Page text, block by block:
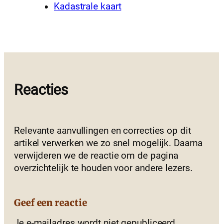
Kadastrale kaart
Reacties
Relevante aanvullingen en correcties op dit
artikel verwerken we zo snel mogelijk. Daarna
verwijderen we de reactie om de pagina
overzichtelijk te houden voor andere lezers.
Geef een reactie